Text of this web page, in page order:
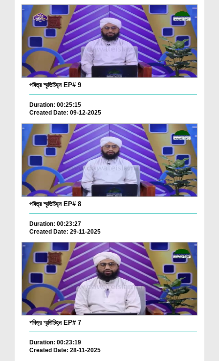
পবিত্র স্মৃতিচিহ্ন EP# 9
Duration: 00:25:15
Created Date: 09-12-2025
পবিত্র স্মৃতিচিহ্ন EP# 8
Duration: 00:23:27
Created Date: 29-11-2025
পবিত্র স্মৃতিচিহ্ন EP# 7
Duration: 00:23:19
Created Date: 28-11-2025